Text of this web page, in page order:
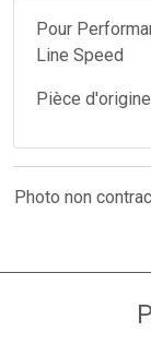
Pour
Line Speed
Pièce
Photo non